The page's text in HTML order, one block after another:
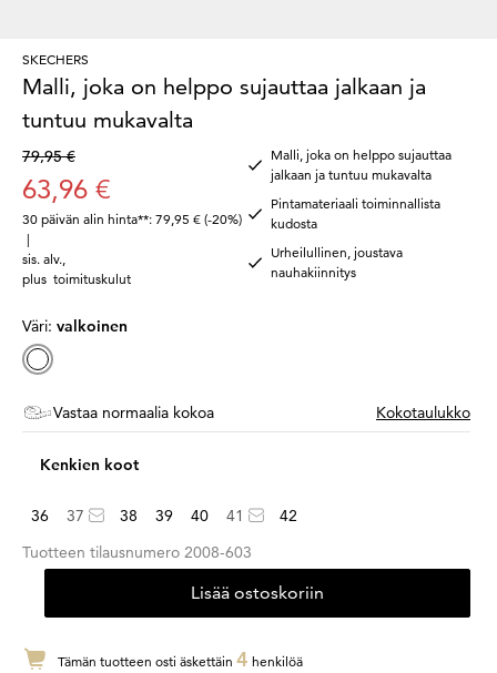
SKECHERS
Malli, joka on helppo sujauttaa jalkaan ja
tuntuu mukavalta
79,95 €
63,96 €
30 päivän alin hinta**: 79,95 € (-20%)
|
sis. alv.
plus toimituskulut
Malli, joka on helppo sujauttaa
jalkaan ja tuntuu mukavalta
Pintamateriaali toiminnallista
kudosta
Urheilullinen, joustava
nauhakiinnitys
Väri: valkoinen
Vastaa normaalia kokoa Kokotaulukko
Kenkien koot
36 37 38 39 40 41
42
Tuotteen tilausnumero 2008-603
Lisää ostoskoriin
Tämän tuotteen osti äskettäin 4 henkilöä